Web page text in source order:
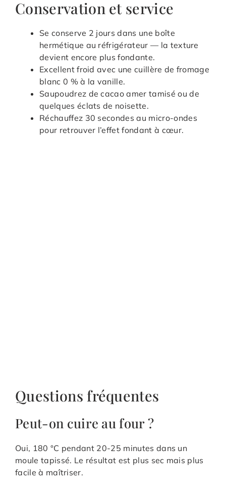
Conservation et service
Se conserve 2 jours dans une boîte
hermétique au réfrigérateur — la texture
devient encore plus fondante.
Excellent froid avec une cuillère de fromage
blanc 0 % à la vanille.
Saupoudrez de cacao amer tamisé ou de
quelques éclats de noisette.
Réchauffez 30 secondes au micro-ondes
pour retrouver l’effet fondant à cœur.
Questions fréquentes
Peut-on cuire au four ?
Oui, 180 °C pendant 20-25 minutes dans un
moule tapissé. Le résultat est plus sec mais plus
facile à maîtriser.